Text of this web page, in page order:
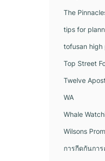
The
tips for
tofusan high
Top Street
Twelve
WA
Whale
Wilsons
การกีดกันการ